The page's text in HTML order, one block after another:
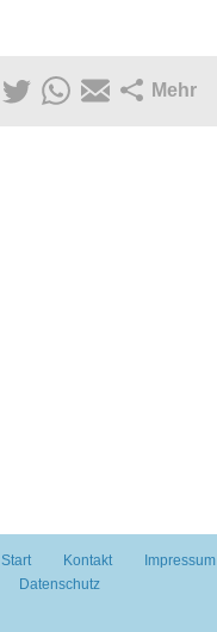
Mehr
Start Kontakt Impressum
Datenschutz